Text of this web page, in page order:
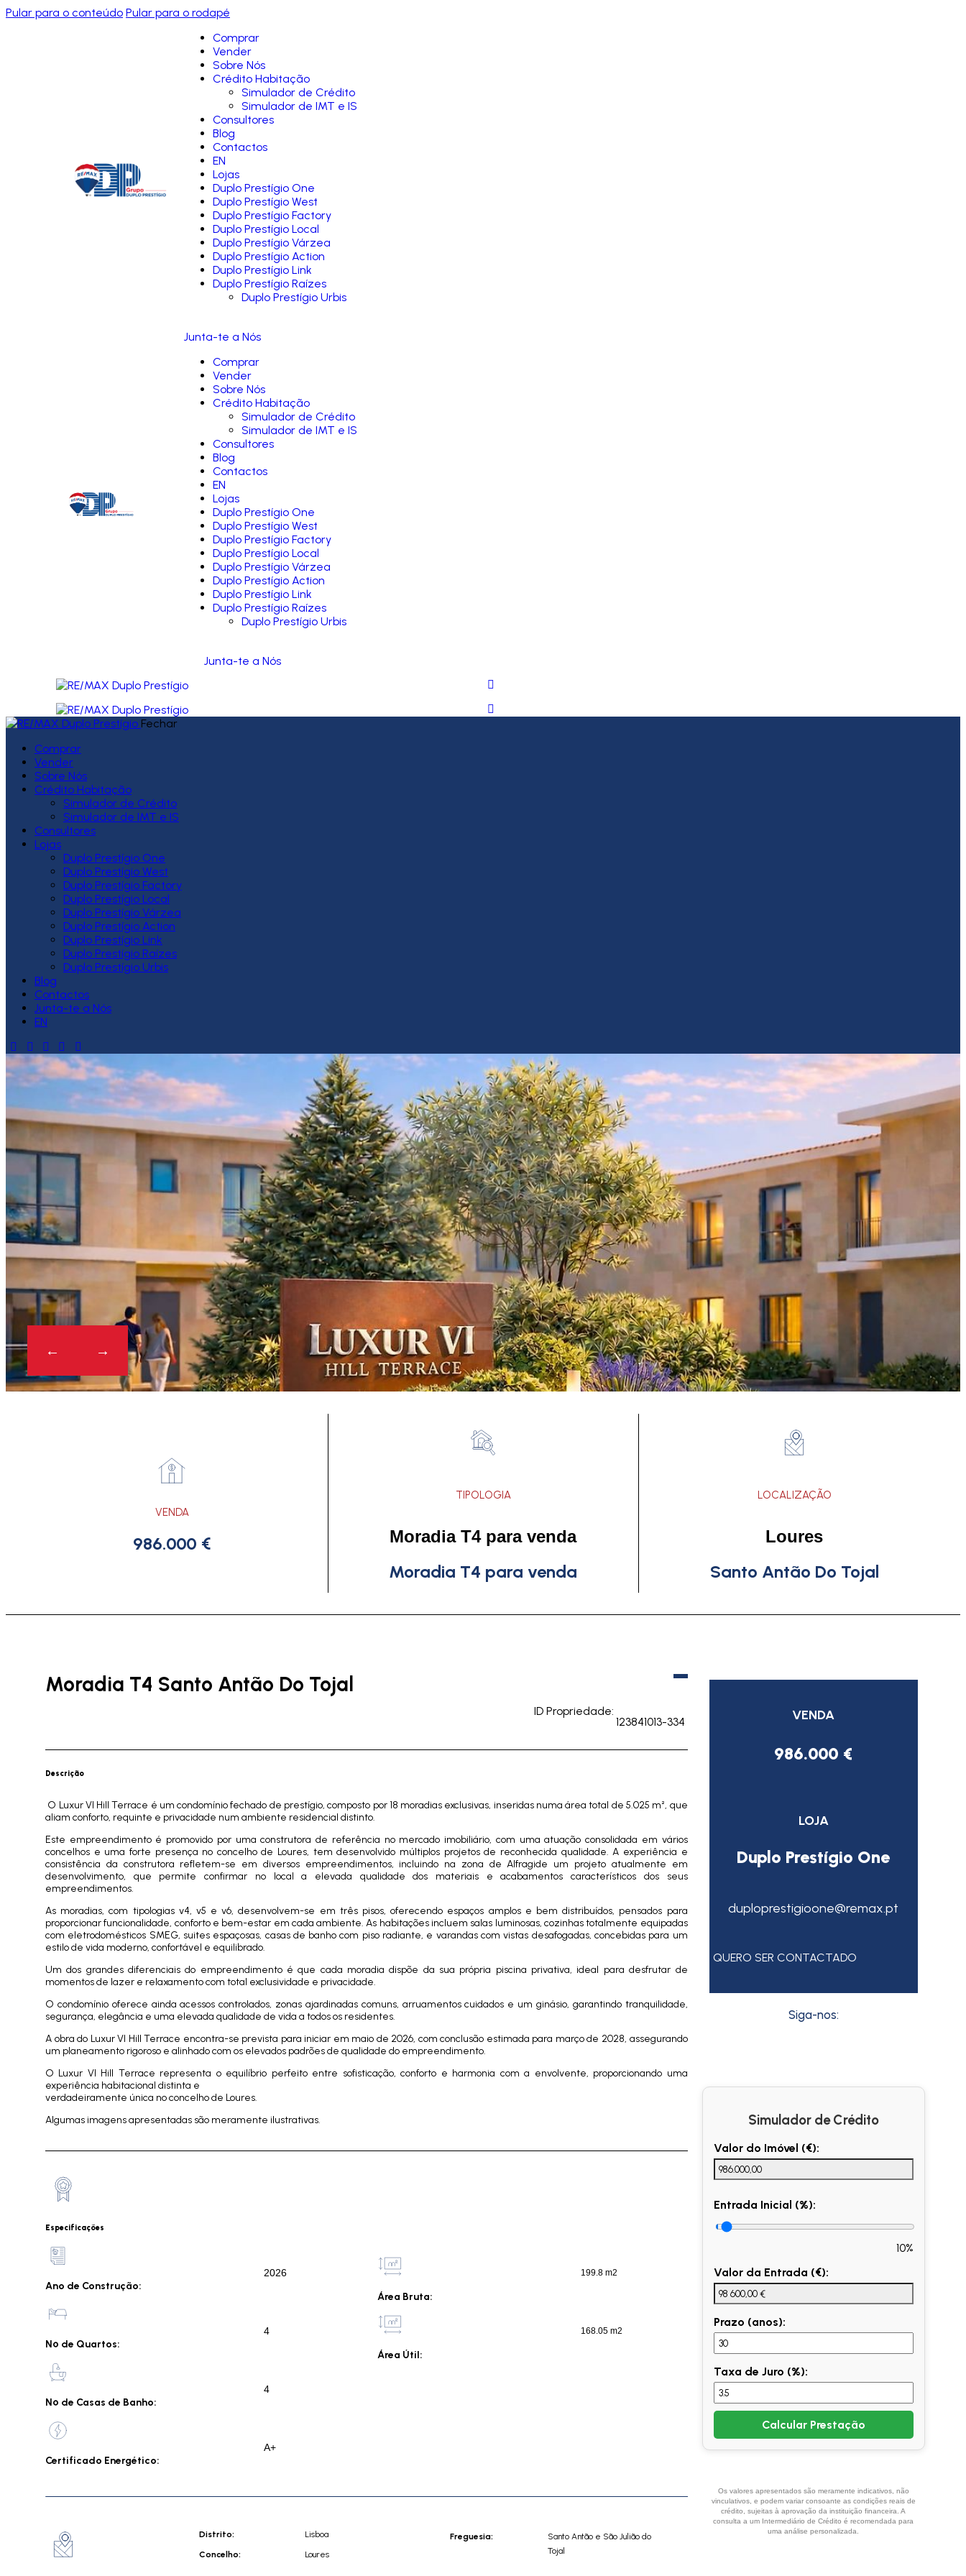
Pular para o conteúdo Pular para o rodapé
Comprar
Vender
Sobre Nós
Crédito Habitação
Simulador de Crédito
Simulador de IMT e IS
Consultores
Blog
Contactos
EN
Lojas
Duplo Prestígio One
Duplo Prestígio West
Duplo Prestígio Factory
Duplo Prestígio Local
Duplo Prestígio Várzea
Duplo Prestígio Action
Duplo Prestígio Link
Duplo Prestígio Raízes
Duplo Prestígio Urbis
Junta-te a Nós
Comprar
Vender
Sobre Nós
Crédito Habitação
Simulador de Crédito
Simulador de IMT e IS
Consultores
Blog
Contactos
EN
Lojas
Duplo Prestígio One
Duplo Prestígio West
Duplo Prestígio Factory
Duplo Prestígio Local
Duplo Prestígio Várzea
Duplo Prestígio Action
Duplo Prestígio Link
Duplo Prestígio Raízes
Duplo Prestígio Urbis
Junta-te a Nós
Fechar
Comprar
Vender
Sobre Nós
Crédito Habitação
Simulador de Crédito
Simulador de IMT e IS
Consultores
Lojas
Duplo Prestígio One
Duplo Prestígio West
Duplo Prestígio Factory
Duplo Prestígio Local
Duplo Prestígio Várzea
Duplo Prestígio Action
Duplo Prestígio Link
Duplo Prestígio Raízes
Duplo Prestígio Urbis
Blog
Contactos
Junta-te a Nós
EN
VENDA
986.000 €
TIPOLOGIA
Moradia T4 para venda
Moradia T4 para venda
LOCALIZAÇÃO
Loures
Santo Antão Do Tojal
Moradia T4 Santo Antão Do Tojal
ID Propriedade:
123841013-334
Descrição
O Luxur VI Hill Terrace é um condomínio fechado de prestígio, composto por 18 moradias exclusivas, inseridas numa área total de 5.025 m², que
aliam conforto, requinte e privacidade num ambiente residencial distinto.
Este empreendimento é promovido por uma construtora de referência no mercado imobiliário, com uma atuação consolidada em vários
concelhos e uma forte presença no concelho de Loures, tem desenvolvido múltiplos projetos de reconhecida qualidade. A experiência e
consistência da construtora refletem-se em diversos empreendimentos, incluindo na zona de Alfragide um projeto atualmente em
desenvolvimento, que permite confirmar no local a elevada qualidade dos materiais e acabamentos característicos dos seus
empreendimentos.
As moradias, com tipologias v4, v5 e v6, desenvolvem-se em três pisos, oferecendo espaços amplos e bem distribuídos, pensados para
proporcionar funcionalidade, conforto e bem-estar em cada ambiente. As habitações incluem salas luminosas, cozinhas totalmente equipadas
com eletrodomésticos SMEG, suites espaçosas, casas de banho com piso radiante, e varandas com vistas desafogadas, concebidas para um
estilo de vida moderno, confortável e equilibrado.
Um dos grandes diferenciais do empreendimento é que cada moradia dispõe da sua própria piscina privativa, ideal para desfrutar de
momentos de lazer e relaxamento com total exclusividade e privacidade.
O condomínio oferece ainda acessos controlados, zonas ajardinadas comuns, arruamentos cuidados e um ginásio, garantindo tranquilidade,
segurança, elegância e uma elevada qualidade de vida a todos os residentes.
A obra do Luxur VI Hill Terrace encontra-se prevista para iniciar em maio de 2026, com conclusão estimada para março de 2028, assegurando
um planeamento rigoroso e alinhado com os elevados padrões de qualidade do empreendimento.
O Luxur VI Hill Terrace representa o equilíbrio perfeito entre sofisticação, conforto e harmonia com a envolvente, proporcionando uma
experiência habitacional distinta e
verdadeiramente única no concelho de Loures.
Algumas imagens apresentadas são meramente ilustrativas.
Especificações
Ano de Construção:
2026
Nº de Quartos:
4
Nº de Casas de Banho:
4
Certificado Energético:
A+
Área Bruta:
199.8 m2
Área Útil:
168.05 m2
Distrito:
Lisboa
Concelho:
Loures
Freguesia:
Santo Antão e São Julião do
Tojal
VENDA
986.000 €
LOJA
Duplo Prestígio One
duploprestigioone@remax.pt
QUERO SER CONTACTADO
Siga-nos:
Simulador de Crédito
Valor do Imóvel (€):
Entrada Inicial (%):
10%
Valor da Entrada (€):
Prazo (anos):
Taxa de Juro (%):
Calcular Prestação
Os valores apresentados são meramente indicativos, não
vinculativos, e podem variar consoante as condições reais de
crédito, sujeitas à aprovação da instituição financeira. A
consulta a um Intermediário de Crédito é recomendada para
uma análise personalizada.